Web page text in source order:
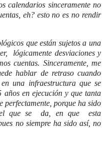
calendarios sinceramente no
eh? esto no es no rendir
que están sujetos a una
lógicamente desviaciones y
cuentas. Sinceramente, me
hablar de retraso cuando
una infraestructura que se
en ejecución y que tanta
perfectamente, porque ha sido
que se da, en que esta
no siempre ha sido así, no